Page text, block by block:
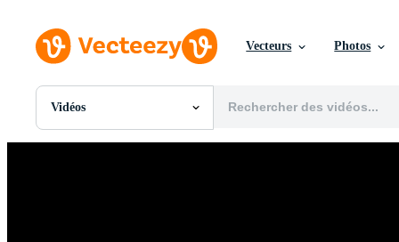
Vecteurs Photos
Vidéos
Toutes Images